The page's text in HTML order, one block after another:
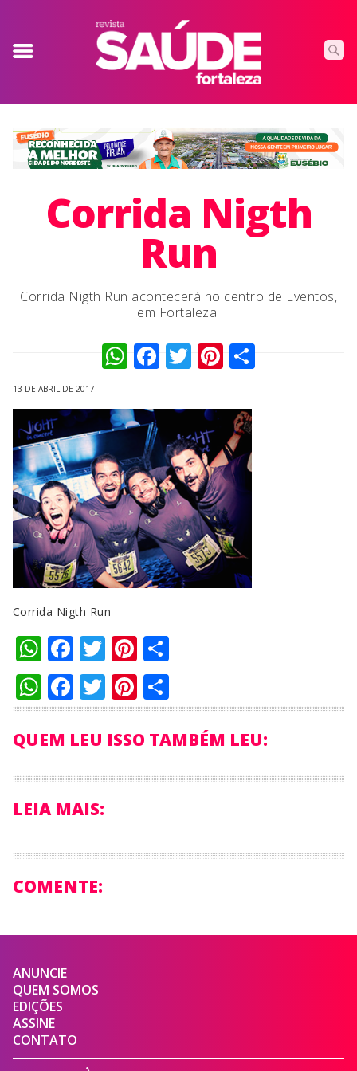
Corrida Nigth
Run
Corrida Nigth Run acontecerá no centro de Eventos,
em Fortaleza.
WhatsApp
Facebook
TwitterPinterest
13 DE ABRIL DE 2017
Corrida Nigth Run
WhatsApp
Facebook
Twitter
Pinterest
Compartilhar
WhatsApp
Facebook
Twitter
Pinterest
Compartilhar
QUEM LEU ISSO TAMBÉM LEU:
LEIA MAIS:
COMENTE:
ANUNCIE
QUEM SOMOS
EDIÇÕES
ASSINE
CONTATO